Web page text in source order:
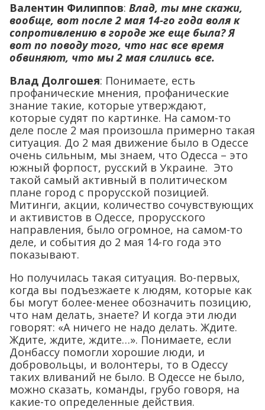
Валентин Филиппов: Влад, ты мне скажи,
вообще, вот после 2 мая 14-го года воля к
сопротивлению в городе же еще была? Я
вот по поводу того, что нас все время
обвиняют, что мы 2 мая слились все.
Влад Долгошея: Понимаете, есть
профанические мнения, профанические
знание такие, которые утверждают,
которые судят по картинке. На самом-то
деле после 2 мая произошла примерно такая
ситуация. До 2 мая движение было в Одессе
очень сильным, мы знаем, что Одесса – это
южный форпост, русский в Украине. Это
такой самый активный в политическом
плане город с прорусской позицией.
Митинги, акции, количество сочувствующих
и активистов в Одессе, прорусского
направления, было огромное, на самом-то
деле, и события до 2 мая 14-го года это
показывают.
Но получилась такая ситуация. Во-первых,
когда вы подъезжаете к людям, которые как
бы могут более-менее обозначить позицию,
что нам делать, знаете? И когда эти люди
говорят: «А ничего не надо делать. Ждите.
Ждите, ждите, ждите…». Понимаете, если
Донбассу помогли хорошие люди, и
добровольцы, и волонтеры, то в Одессу
таких вливаний не было. В Одессе не было,
можно сказать, команды, грубо говоря, на
какие-то определенные действия.